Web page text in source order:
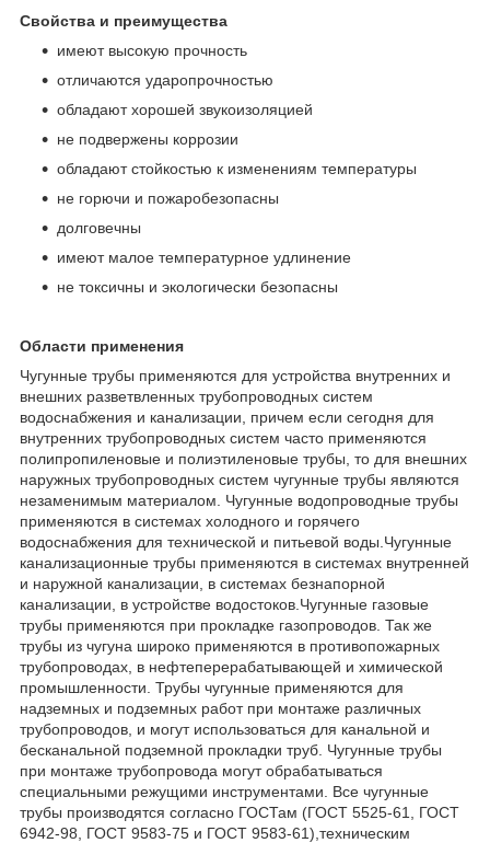
Свойства и преимущества
имеют высокую прочность
отличаются ударопрочностью
обладают хорошей звукоизоляцией
не подвержены коррозии
обладают стойкостью к изменениям температуры
не горючи и пожаробезопасны
долговечны
имеют малое температурное удлинение
не токсичны и экологически безопасны
Области применения
Чугунные трубы применяются для устройства внутренних и
внешних разветвленных трубопроводных систем
водоснабжения и канализации, причем если сегодня для
внутренних трубопроводных систем часто применяются
полипропиленовые и полиэтиленовые трубы, то для внешних
наружных трубопроводных систем чугунные трубы являются
незаменимым материалом. Чугунные водопроводные трубы
применяются в системах холодного и горячего
водоснабжения для технической и питьевой воды.Чугунные
канализационные трубы применяются в системах внутренней
и наружной канализации, в системах безнапорной
канализации, в устройстве водостоков.Чугунные газовые
трубы применяются при прокладке газопроводов. Так же
трубы из чугуна широко применяются в противопожарных
трубопроводах, в нефтеперерабатывающей и химической
промышленности. Трубы чугунные применяются для
надземных и подземных работ при монтаже различных
трубопроводов, и могут использоваться для канальной и
бесканальной подземной прокладки труб. Чугунные трубы
при монтаже трубопровода могут обрабатываться
специальными режущими инструментами. Все чугунные
трубы производятся согласно ГОСТам (ГОСТ 5525-61, ГОСТ
6942-98, ГОСТ 9583-75 и ГОСТ 9583-61),техническим